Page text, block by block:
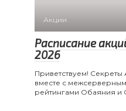
Акции
Расписание
2026
Приветствуем!
вместе с
рейтингами Обаяния и